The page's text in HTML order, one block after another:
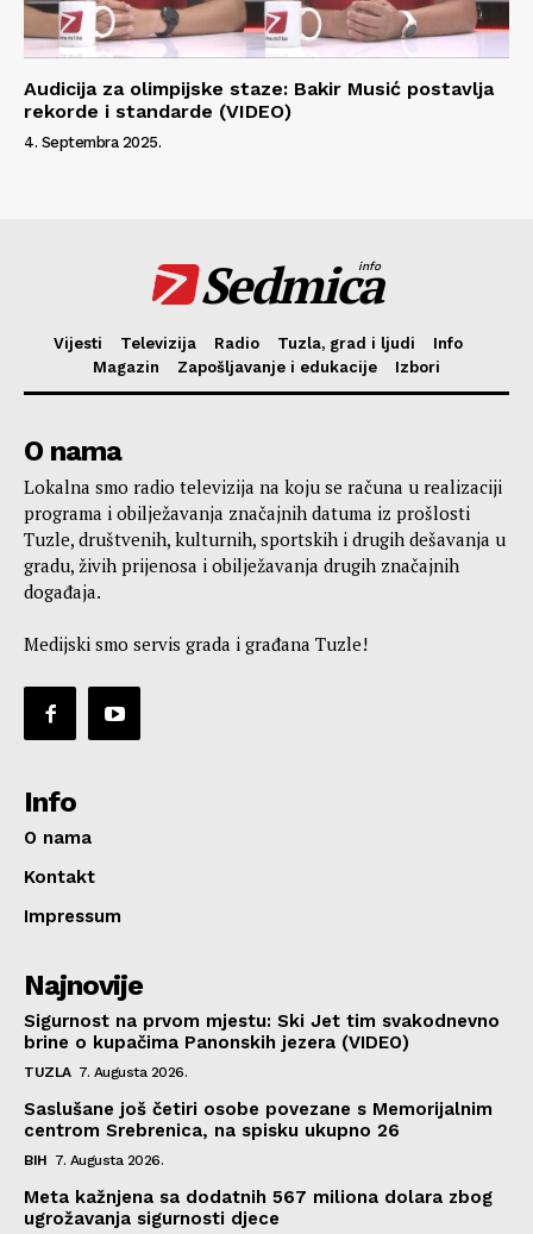
Audicija za olimpijske staze: Bakir Musić postavlja
rekorde i standarde (VIDEO)
4. Septembra 2025.
Sedmica
info
Vijesti Televizija Radio Tuzla, grad i ljudi
Info
Magazin
Zapošljavanje i edukacije Izbori
O nama
Lokalna smo radio televizija na koju se računa u realizaciji
programa i obilježavanja značajnih datuma iz prošlosti
Tuzle, društvenih, kulturnih, sportskih i drugih dešavanja u
gradu, živih prijenosa i obilježavanja drugih značajnih
događaja.
Medijski smo servis grada i građana Tuzle!
Info
O nama
Kontakt
Impressum
Najnovije
Sigurnost na prvom mjestu: Ski Jet tim svakodnevno
brine o kupačima Panonskih jezera (VIDEO)
TUZLA 7. Augusta 2026.
Saslušane još četiri osobe povezane s Memorijalnim
centrom Srebrenica, na spisku ukupno 26
BIH 7. Augusta 2026.
Meta kažnjena sa dodatnih 567 miliona dolara zbog
ugrožavanja sigurnosti djece